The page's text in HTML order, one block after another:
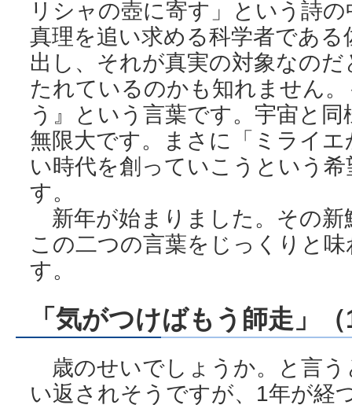
リシャの壺に寄す」という詩
真理を追い求める科学者であ
出し、それが真実の対象なの
たれているのかも知れません
う』という言葉です。宇宙と
無限大です。まさに「ミライ
い時代を創っていこうという
す。
新年が始まりました。その新
この二つの言葉をじっくりと
す。
「気がつけばもう師走」
歳のせいでしょうか。と言う
い返されそうですが、1年が経